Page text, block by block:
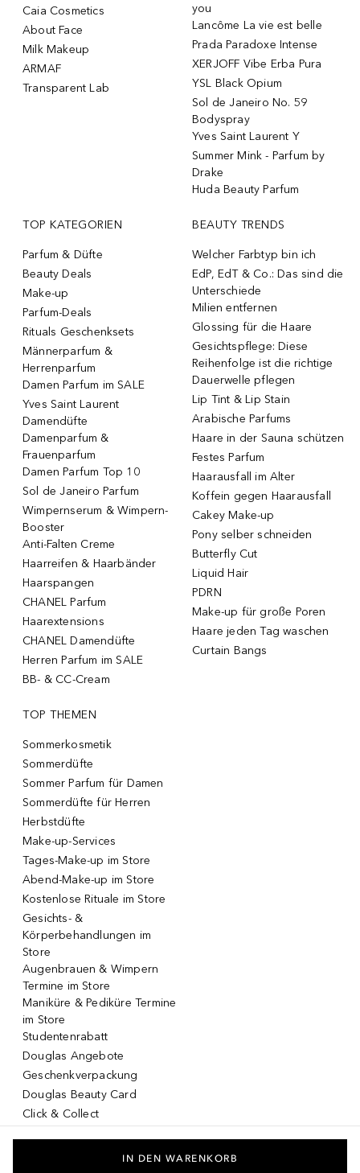
Caia Cosmetics
About Face
Milk Makeup
ARMAF
Transparent Lab
you
Lancôme La vie est belle
Prada Paradoxe Intense
XERJOFF Vibe Erba Pura
YSL Black Opium
Sol de Janeiro No. 59
Bodyspray
Yves Saint Laurent Y
Summer Mink - Parfum by
Drake
Huda Beauty Parfum
TOP KATEGORIEN
Parfum & Düfte
Beauty Deals
Make-up
Parfum-Deals
Rituals Geschenksets
Männerparfum &
Herrenparfum
Damen Parfum im SALE
Yves Saint Laurent
Damendüfte
Damenparfum &
Frauenparfum
Damen Parfum Top 10
Sol de Janeiro Parfum
Wimpernserum & Wimpern-
Booster
Anti-Falten Creme
Haarreifen & Haarbänder
Haarspangen
CHANEL Parfum
Haarextensions
CHANEL Damendüfte
Herren Parfum im SALE
BB- & CC-Cream
BEAUTY TRENDS
Welcher Farbtyp bin ich
EdP, EdT & Co.: Das sind die
Unterschiede
Milien entfernen
Glossing für die Haare
Gesichtspflege: Diese
Reihenfolge ist die richtige
Dauerwelle pflegen
Lip Tint & Lip Stain
Arabische Parfums
Haare in der Sauna schützen
Festes Parfum
Haarausfall im Alter
Koffein gegen Haarausfall
Cakey Make-up
Pony selber schneiden
Butterfly Cut
Liquid Hair
PDRN
Make-up für große Poren
Haare jeden Tag waschen
Curtain Bangs
TOP THEMEN
Sommerkosmetik
Sommerdüfte
Sommer Parfum für Damen
Sommerdüfte für Herren
Herbstdüfte
Make-up-Services
Tages-Make-up im Store
Abend-Make-up im Store
Kostenlose Rituale im Store
Gesichts- &
Körperbehandlungen im
Store
Augenbrauen & Wimpern
Termine im Store
Maniküre & Pediküre Termine
im Store
Studentenrabatt
Douglas Angebote
Geschenkverpackung
Douglas Beauty Card
Click & Collect
IN DEN WARENKORB